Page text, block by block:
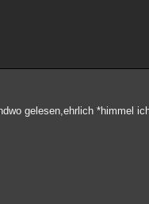
gelesen,ehrlich *himmel